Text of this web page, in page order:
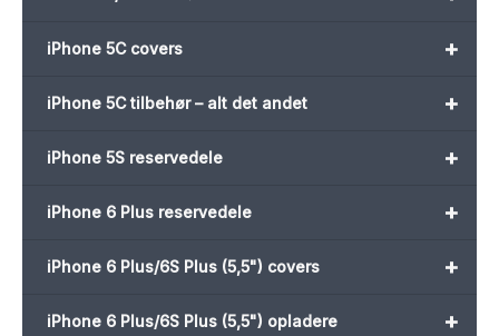
+
iPhone 5C covers
+
iPhone 5C tilbehør – alt det andet
+
iPhone 5S reservedele
+
iPhone 6 Plus reservedele
+
iPhone 6 Plus/6S Plus (5,5") covers
+
iPhone 6 Plus/6S Plus (5,5") opladere